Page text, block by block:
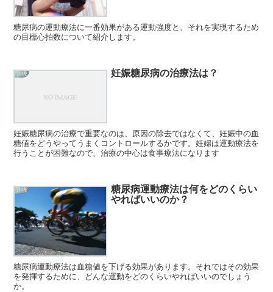
糖尿病の運動療法に一番効果がある運動強度と、それを実現するため
の目標心拍数について紹介します。
治療 妊娠糖尿病の治療法は？
妊娠糖尿病の治療で重要なのは、原因の除去ではなくて、妊娠中の血
糖値をどうやってうまくコントロールするかです。妊婦は運動療法を
行うことが困難なので、治療の中心は食事療法になります
治療
糖尿病運動療法は何をどのくらい
やればいいのか？
糖尿病運動療法は血糖値を下げる効果があります。それではその効果
を発揮するために、どんな運動をどのくらいやればいいのでしょう
か。